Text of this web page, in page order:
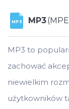
MP3 MP3
MP3 to
zachować
niewielkim
użytkowników